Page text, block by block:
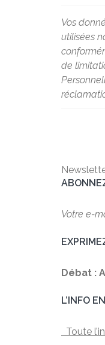
Vos
utilisées
de
Votre e-
Débat :
L’INFO
Toute